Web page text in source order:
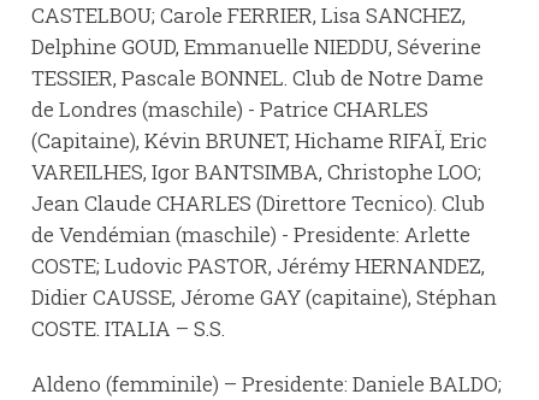
CASTELBOU; Carole FERRIER, Lisa SANCHEZ,
Delphine GOUD, Emmanuelle NIEDDU, Séverine
TESSIER, Pascale BONNEL. Club de Notre Dame
de Londres (maschile) - Patrice CHARLES
(Capitaine), Kévin BRUNET, Hichame RIFAÏ, Eric
VAREILHES, Igor BANTSIMBA, Christophe LOO;
Jean Claude CHARLES (Direttore Tecnico). Club
de Vendémian (maschile) - Presidente: Arlette
COSTE; Ludovic PASTOR, Jérémy HERNANDEZ,
Didier CAUSSE, Jérome GAY (capitaine), Stéphan
COSTE. ITALIA – S.S.
Aldeno (femminile) – Presidente: Daniele BALDO;